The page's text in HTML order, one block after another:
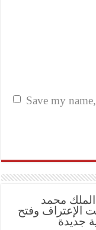
Save my
محمد
الإعتراف وفتح
جديدة